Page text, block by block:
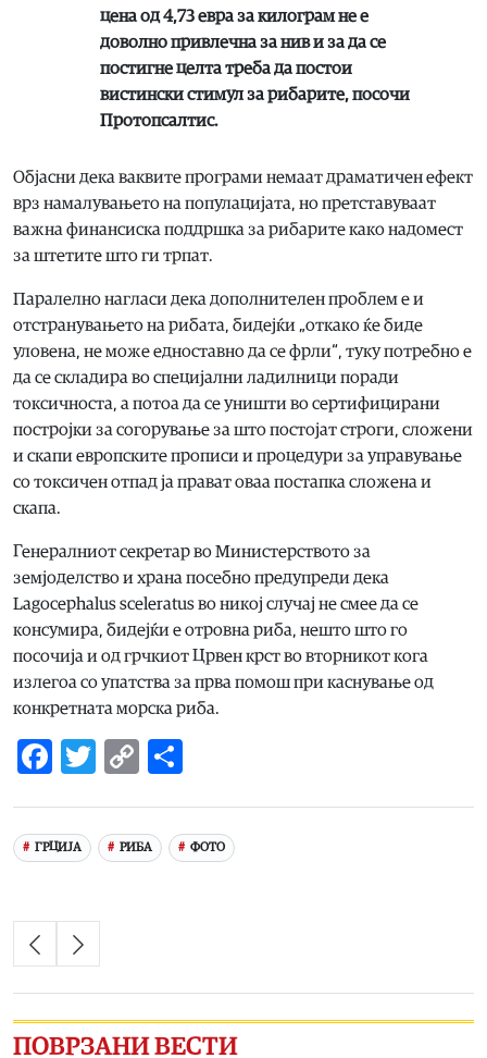
цена од 4,73 евра за килограм не е
доволно привлечна за нив и за да се
постигне целта треба да постои
вистински стимул за рибарите, посочи
Протопсалтис.
Објасни дека ваквите програми немаат драматичен ефект
врз намалувањето на популацијата, но претставуваат
важна финансиска поддршка за рибарите како надомест
за штетите што ги трпат.
Паралелно нагласи дека дополнителен проблем е и
отстранувањето на рибата, бидејќи „откако ќе биде
уловена, не може едноставно да се фрли“, туку потребно е
да се складира во специјални ладилници поради
токсичноста, а потоа да се уништи во сертифицирани
постројки за согорување за што постојат строги, сложени
и скапи европските прописи и процедури за управување
со токсичен отпад ја прават оваа постапка сложена и
скапа.
Генералниот секретар во Министерството за
земјоделство и храна посебно предупреди дека
Lagocephalus sceleratus во никој случај не смее да се
консумира, бидејќи е отровна риба, нешто што го
посочија и од грчкиот Црвен крст во вторникот кога
излегоа со упатства за прва помош при каснување од
конкретната морска риба.
Facebook
Twitter
Copy
ГРЦИЈА РИБА ФОТО
ПОВРЗАНИ ВЕСТИ